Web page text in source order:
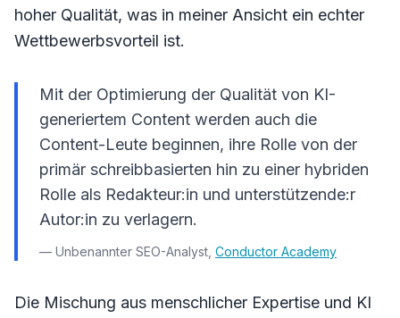
hoher Qualität, was in meiner Ansicht ein echter
Wettbewerbsvorteil ist.
Mit der Optimierung der Qualität von KI-
generiertem Content werden auch die
Content-Leute beginnen, ihre Rolle von der
primär schreibbasierten hin zu einer hybriden
Rolle als Redakteur:in und unterstützende:r
Autor:in zu verlagern.
— Unbenannter SEO-Analyst, Conductor Academy
Die Mischung aus menschlicher Expertise und KI